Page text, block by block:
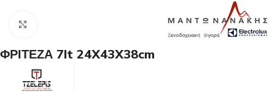
ΦΡΙΤΕΖΑ 7lt 24X43X38cm